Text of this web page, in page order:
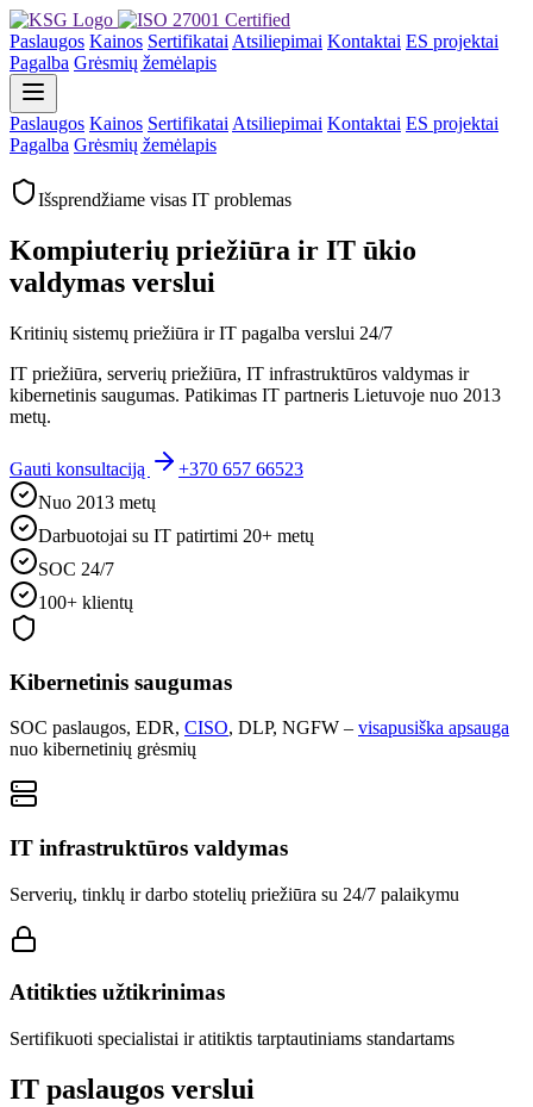
Paslaugos Kainos Sertifikatai Atsiliepimai Kontaktai ES projektai
Pagalba Grėsmių žemėlapis
Paslaugos Kainos Sertifikatai Atsiliepimai Kontaktai ES projektai
Pagalba Grėsmių žemėlapis
Išsprendžiame visas IT problemas
Kompiuterių priežiūra ir IT ūkio
valdymas verslui
Kritinių sistemų priežiūra ir IT pagalba verslui 24/7
IT priežiūra, serverių priežiūra, IT infrastruktūros valdymas ir
kibernetinis saugumas. Patikimas IT partneris Lietuvoje nuo 2013
metų.
Gauti konsultaciją
+370 657 66523
Nuo 2013 metų
Darbuotojai su IT patirtimi 20+ metų
SOC 24/7
100+ klientų
Kibernetinis saugumas
SOC paslaugos, EDR, CISO, DLP, NGFW – visapusiška apsauga
nuo kibernetinių grėsmių
IT infrastruktūros valdymas
Serverių, tinklų ir darbo stotelių priežiūra su 24/7 palaikymu
Atitikties užtikrinimas
Sertifikuoti specialistai ir atitiktis tarptautiniams standartams
IT paslaugos verslui